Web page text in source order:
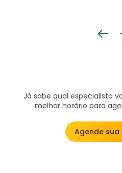
Já sabe qual especialista
melhor horário para
Agende